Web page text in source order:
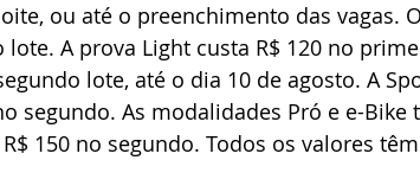
ou até o preenchimento das vagas.
A prova Light custa R$ 120 no
lote, até o dia 10 de agosto. A
segundo. As modalidades Pró e e-Bike
150 no segundo. Todos os valores têm